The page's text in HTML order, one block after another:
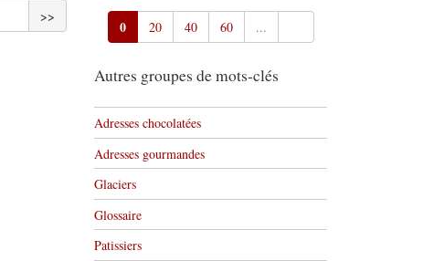
>>
0 20 40 60 ...
Autres groupes de mots-clés
Adresses chocolatées
Adresses gourmandes
Glaciers
Glossaire
Patissiers